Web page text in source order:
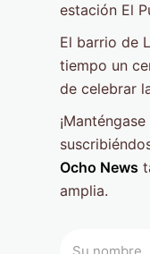
estación El
El barrio de
tiempo un
de celebrar
Ocho News
amplia.